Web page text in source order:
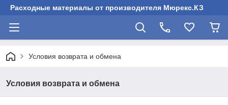
Расходные материалы от производителя Мюрекс.КЗ
Условия возврата и обмена
Условия возврата и обмена